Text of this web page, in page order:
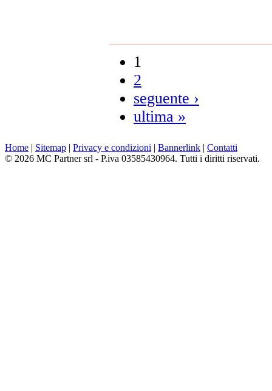
1
2
seguente ›
ultima »
Home | Sitemap | Privacy e condizioni | Bannerlink | Contatti
© 2026 MC Partner srl - P.iva 03585430964. Tutti i diritti riservati.